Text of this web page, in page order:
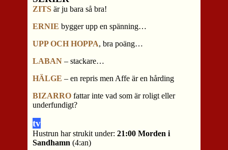
ZITS är ju bara så bra!
ERNIE bygger upp en spänning…
UPP OCH HOPPA, bra poäng…
LABAN – stackare…
HÄLGE – en repris men Affe är en hårding
BIZARRO fattar inte vad som är roligt eller
underfundigt?
tv
Hustrun har strukit under: 21:00 Morden i
Sandhamn (4:an)